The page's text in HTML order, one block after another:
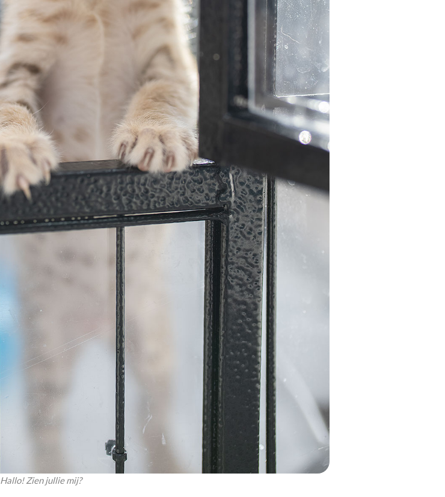
Hallo! Zien jullie mij?